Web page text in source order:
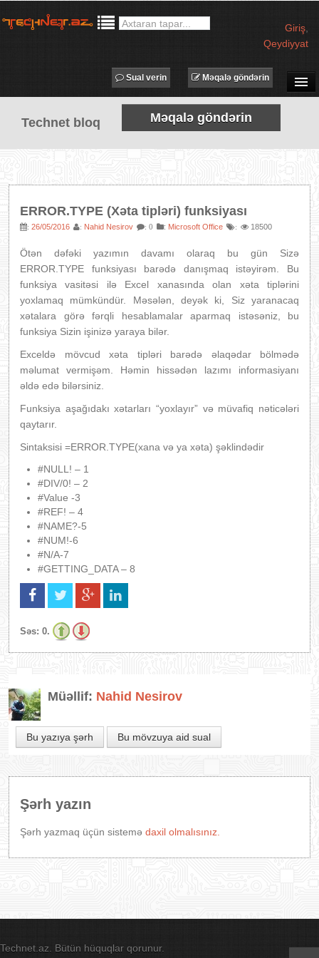
Giriş
Qeydiyyat
SUAL-CAVAB
TECHNET TV
MƏQALƏLƏR
PROQRAMLAR
IT LÜĞƏT
XƏBƏRLƏR
Məqalə göndərin
Sual verin
Technet bloq Məqalə göndərin
ERROR.TYPE (Xəta tipləri) funksiyası
: 26/05/2016 : Nahid Nesirov : 0 : Microsoft Office : 18500
Ötən dəfəki yazımın davamı olaraq bu gün Sizə
ERROR.TYPE funksiyası barədə danışmaq istəyirəm. Bu
funksiya vasitəsi ilə Excel xanasında olan xəta tiplərini
yoxlamaq mümkündür. Məsələn, deyək ki, Siz yaranacaq
xətalara görə fərqli hesablamalar aparmaq istəsəniz, bu
funksiya Sizin işinizə yaraya bilər.
Exceldə mövcud xəta tipləri barədə əlaqədar bölmədə
məlumat vermişəm. Həmin hissədən lazımı informasiyanı
əldə edə bilərsiniz.
Funksiya aşağıdakı xətarları “yoxlayır” və müvafiq nəticələri
qaytarır.
Sintaksisi =ERROR.TYPE(xana və ya xəta) şəklindədir
#NULL! – 1
#DIV/0! – 2
#Value -3
#REF! – 4
#NAME?-5
#NUM!-6
#N/A-7
#GETTING_DATA – 8
Səs: 0.
Müəllif: Nahid Nesirov
Bu yazıya şərh Bu mövzuya aid sual
Şərh yazın
Şərh yazmaq üçün sistemə daxil olmalısınız.
Technet.az. Bütün hüquqlar qorunur.